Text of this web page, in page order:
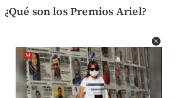
¿Qué son los Premios Ariel?